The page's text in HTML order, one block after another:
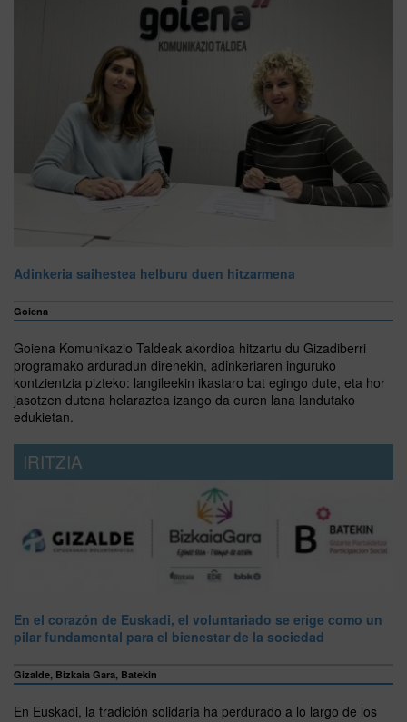
Adinkeria saihestea helburu duen hitzarmena
Goiena
Goiena Komunikazio Taldeak akordioa hitzartu du Gizadiberri
programako arduradun direnekin, adinkeriaren inguruko
kontzientzia pizteko: langileekin ikastaro bat egingo dute, eta hor
jasotzen dutena helaraztea izango da euren lana landutako
edukietan.
IRITZIA
En el corazón de Euskadi, el voluntariado se erige como un
pilar fundamental para el bienestar de la sociedad
Gizalde, Bizkaia Gara, Batekin
En Euskadi, la tradición solidaria ha perdurado a lo largo de los